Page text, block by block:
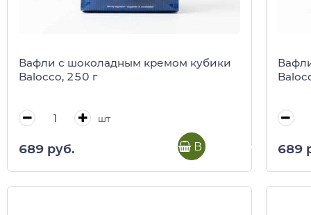
Вафли с шоколадным кремом кубики
Balocco, 250 г
шт
689 руб. В корзину 689